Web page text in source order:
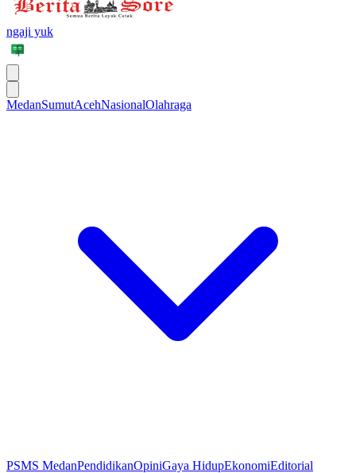
ngaji yuk
MedanSumutAcehNasionalOlahraga
PSMS MedanPendidikanOpiniGaya HidupEkonomiEditorial